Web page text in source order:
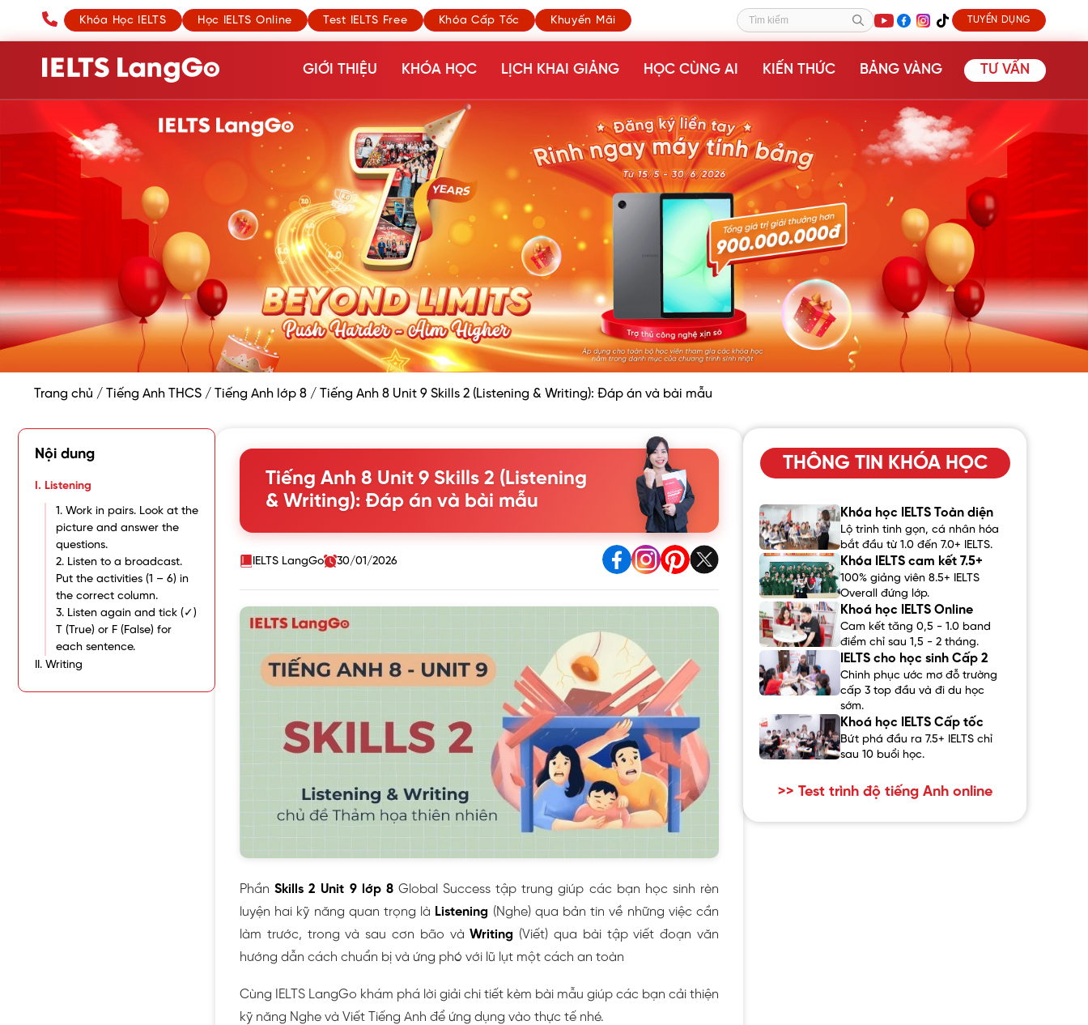
Khóa Học IELTS Học IELTS Online Test IELTS Free Khóa Cấp Tốc Khuyến Mãi Tìm kiếm TUYỂN DỤNG
GIỚI THIỆU KHÓA HỌC LỊCH KHAI GIẢNG HỌC CÙNG AI KIẾN THỨC BẢNG VÀNG TƯ VẤN
Trang chủ / Tiếng Anh THCS / Tiếng Anh lớp 8 / Tiếng Anh 8 Unit 9 Skills 2 (Listening & Writing): Đáp án và bài mẫu
Nội dung
I. Listening
1. Work in pairs. Look at the
picture and answer the
questions.
2. Listen to a broadcast.
Put the activities (1 – 6) in
the correct column.
3. Listen again and tick (✓)
T (True) or F (False) for
each sentence.
II. Writing
Tiếng Anh 8 Unit 9 Skills 2 (Listening
& Writing): Đáp án và bài mẫu
IELTS LangGo 30/01/2026
PhầnSkills 2 Unit 9 lớp 8Global Success tập trung giúp các bạn học sinh rèn
luyện hai kỹ năng quan trọng là Listening (Nghe) qua bản tin về những việc cần
làm trước, trong và sau cơn bão vàWriting (Viết) qua bài tập viết đoạn văn
hướng dẫn cách chuẩn bị và ứng phó với lũ lụt một cách an toàn
Cùng IELTS LangGo khám phá lời giải chi tiết kèm bài mẫu giúp các bạn cải thiện
kỹ năng Nghe và Viết Tiếng Anh để ứng dụng vào thực tế nhé.
THÔNG TIN KHÓA HỌC
Khóa học IELTS Toàn diện
Lộ trình tinh gọn, cá nhân hóa
bắt đầu từ 1.0 đến 7.0+ IELTS.
Khóa IELTS cam kết 7.5+
100% giảng viên 8.5+ IELTS
Overall đứng lớp.
Khoá học IELTS Online
Cam kết tăng 0,5 - 1.0 band
điểm chỉ sau 1,5 - 2 tháng.
IELTS cho học sinh Cấp 2
Chinh phục ước mơ đỗ trường
cấp 3 top đầu và đi du học
sớm.
Khoá học IELTS Cấp tốc
Bứt phá đầu ra 7.5+ IELTS chỉ
sau 10 buổi học.
>> Test trình độ tiếng Anh online